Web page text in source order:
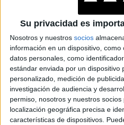
Su privacidad es
Nosotros y nuestros socios
información en un dispositivo,
datos personales, como
estándar enviada por un dispositivo
personalizado, medición de
investigación de audiencia y
permiso, nosotros y nuestros
localización geográfica precisa e
características de dispositivos.
Caras
Hombre
Look
Luz Mía
© Perfil.com 2006-2019 - Todos
Registro de Propiedad